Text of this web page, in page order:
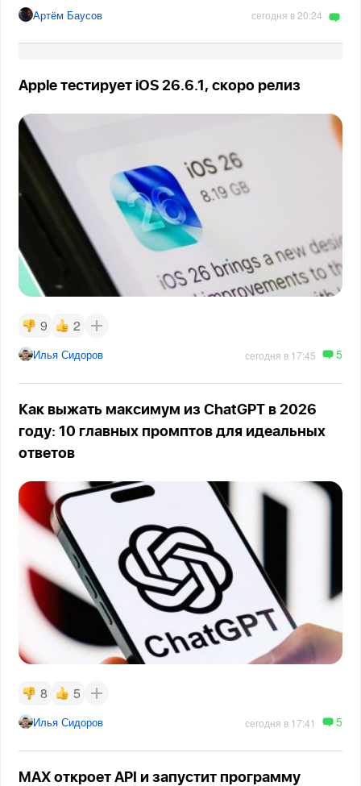
Артём Баусов сегодня в 20:24
Apple тестирует iOS 26.6.1, скоро релиз
9 2
Илья Сидоров сегодня в 17:45 5
Как выжать максимум из ChatGPT в 2026
году: 10 главных промптов для идеальных
ответов
8 5
Илья Сидоров сегодня в 17:41 5
MAX откроет API и запустит программу